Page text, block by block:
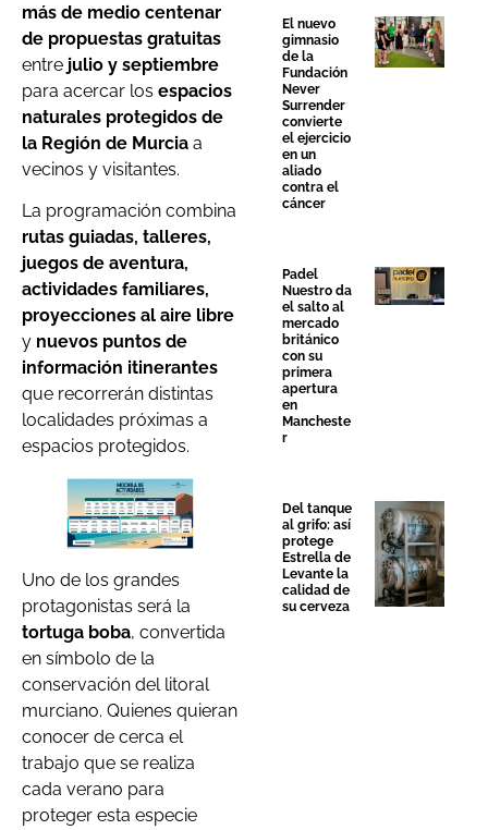
más de medio centenar
de propuestas gratuitas
entre julio y septiembre
para acercar los espacios
naturales protegidos de
la Región de Murcia a
vecinos y visitantes.
La programación combina
rutas guiadas, talleres,
juegos de aventura,
actividades familiares,
proyecciones al aire libre
y nuevos puntos de
información itinerantes
que recorrerán distintas
localidades próximas a
espacios protegidos.
Uno de los grandes
protagonistas será la
tortuga boba, convertida
en símbolo de la
conservación del litoral
murciano. Quienes quieran
conocer de cerca el
trabajo que se realiza
cada verano para
proteger esta especie
El nuevo
gimnasio
de la
Fundación
Never
Surrender
convierte
el ejercicio
en un
aliado
contra el
cáncer
Padel
Nuestro da
el salto al
mercado
británico
con su
primera
apertura
en
Mancheste
r
Del tanque
al grifo: así
protege
Estrella de
Levante la
calidad de
su cerveza